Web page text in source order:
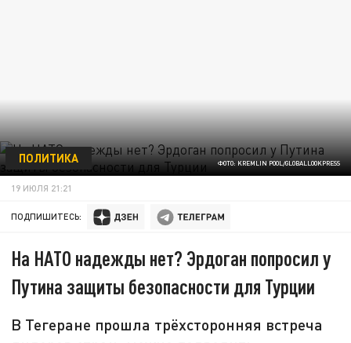
ФОТО: KREMLIN POOL/GLOBALLOOKPRESS
ПОЛИТИКА
19 ИЮЛЯ 21:21
ПОДПИШИТЕСЬ:
На НАТО надежды нет? Эрдоган попросил у
Путина защиты безопасности для Турции
В Тегеране прошла трёхсторонняя встреча